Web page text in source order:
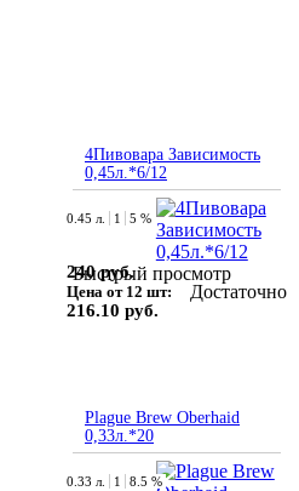
4Пивовара Зависимость
0,45л.*6/12
Быстрый просмотр
0.45 л. 1 5 %
240 руб.
Цена от 12 шт:
216.10 руб.
Достаточно
Plague Brew Oberhaid
0,33л.*20
0.33 л. 1 8.5 %